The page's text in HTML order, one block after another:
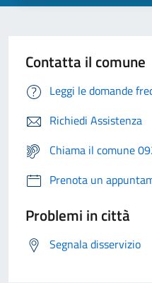
Contatta il comune
Leggi le domande
Richiedi Assistenza
Chiama il comune
Prenota un
Problemi in città
Segnala disservizio